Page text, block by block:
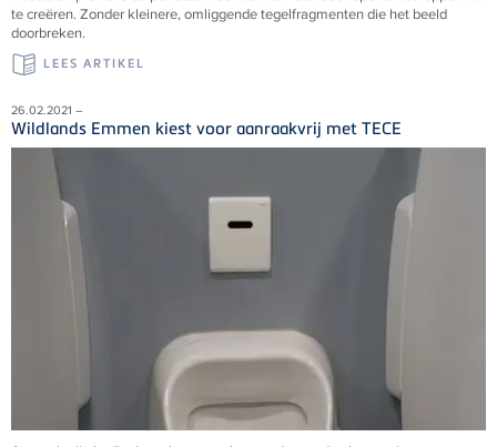
te creëren. Zonder kleinere, omliggende tegelfragmenten die het beeld
doorbreken.
LEES ARTIKEL
26.02.2021 –
Wildlands Emmen kiest voor aanraakvrij met TECE